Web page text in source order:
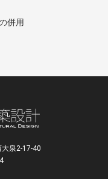
併用
泉2-17-40